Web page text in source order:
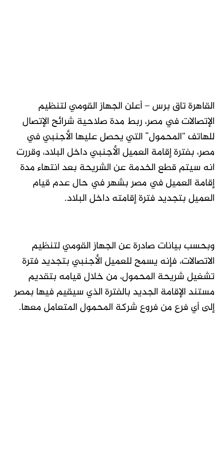
القاهرة تاق برس – أعلن الجهاز القومي لتنظيم
الإتصالات في مصر، ربط مدة صلاحية شرائح الإتصال
للهاتف “المحمول” التي يحصل عليها الأجنبي في
مصر، بفترة إقامة العميل الأجنبي داخل البلاد، وقررت
انه سيتم قطع الخدمة عن الشريحة بعد انتهاء مدة
إقامة العميل في مصر بشهر في حال عدم قيام
العميل بتجديد فترة إقامته داخل البلاد.
وبحسب بيانات صادرة عن الجهاز القومي لتنظيم
الاتصالات، فإنه يسمح للعميل الأجنبي بتجديد فترة
تشغيل شريحة المحمول، من خلال قيامه بتقديم
مستند الإقامة الجديد بالفترة الذي سيقيم فيها بمصر
إلى أي فرع من فروع شركة المحمول المتعامل معها.